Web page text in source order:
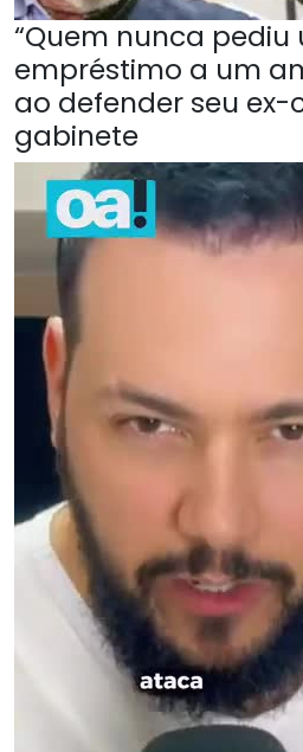
“Quem nunca pediu
empréstimo a um
ao defender seu ex-
gabinete